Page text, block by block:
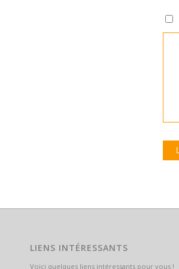
LIENS INTÉRESSANTS
Voici quelques liens intéressants pour vous !